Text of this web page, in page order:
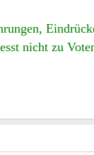
nicht zu